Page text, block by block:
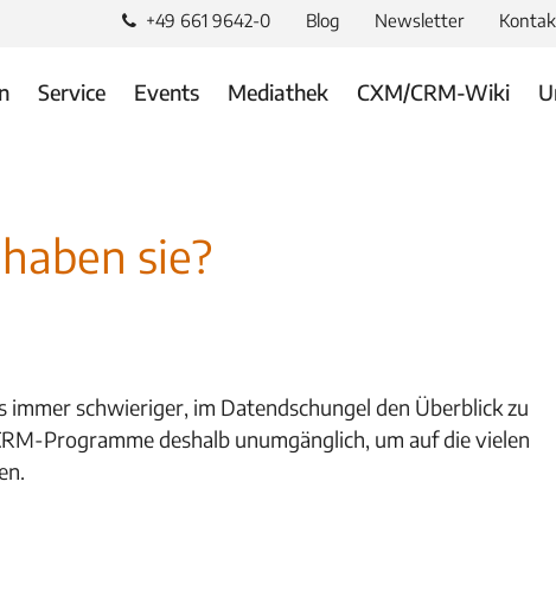
+49 661 9642-0 Blog Newsletter
Service Events Mediathek CXM/CRM-Wiki
sie?
schwieriger, im Datendschungel den Überblick zu
Programme deshalb unumgänglich, um auf die vielen